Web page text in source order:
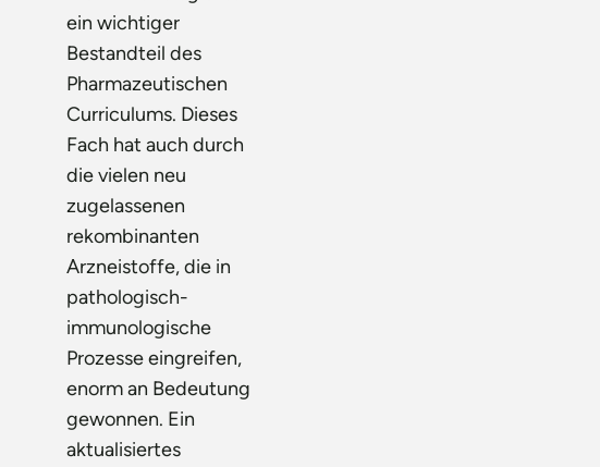
ein wichtiger
Bestandteil des
Pharmazeutischen
Curriculums. Dieses
Fach hat auch durch
die vielen neu
zugelassenen
rekombinanten
Arzneistoffe, die in
pathologisch-
immunologische
Prozesse eingreifen,
enorm an Bedeutung
gewonnen. Ein
aktualisiertes